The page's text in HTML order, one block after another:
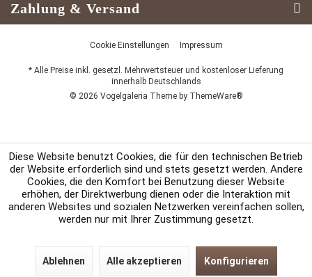
Zahlung & Versand
Cookie Einstellungen Impressum
* Alle Preise inkl. gesetzl. Mehrwertsteuer und kostenloser Lieferung
innerhalb Deutschlands
© 2026 Vogelgaleria Theme by ThemeWare®
Diese Website benutzt Cookies, die für den technischen Betrieb
der Website erforderlich sind und stets gesetzt werden. Andere
Cookies, die den Komfort bei Benutzung dieser Website
erhöhen, der Direktwerbung dienen oder die Interaktion mit
anderen Websites und sozialen Netzwerken vereinfachen sollen,
werden nur mit Ihrer Zustimmung gesetzt.
Ablehnen Alle akzeptieren Konfigurieren